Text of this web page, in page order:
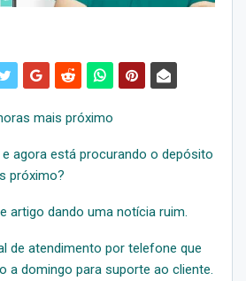
mais próximo
agora está procurando o depósito
próximo?
artigo dando uma notícia ruim.
de atendimento por telefone que
a domingo para suporte ao cliente.